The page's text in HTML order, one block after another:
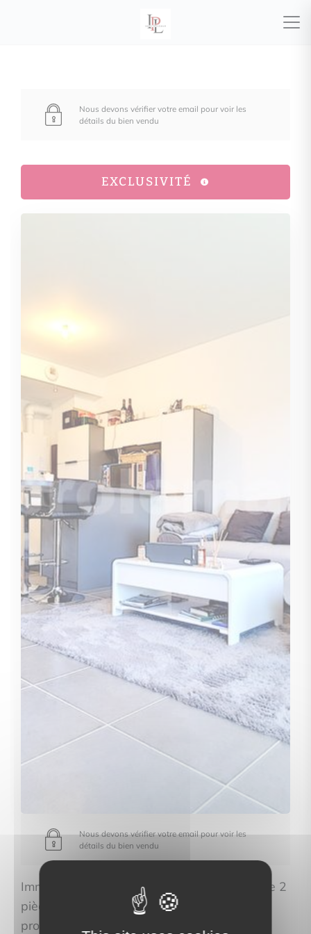
Nous devons vérifier votre email pour voir les
détails du bien vendu
EXCLUSIVITÉ
Nous devons vérifier votre email pour voir les
détails du bien vendu
Immo Proléman propose cet appartement de 2
pièces à CRANVES-SALES au prix de
property.price_hidden. Découvrez les